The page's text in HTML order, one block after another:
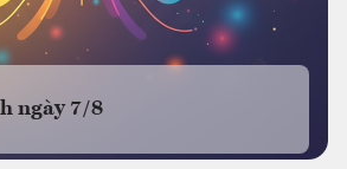
ngày 7/8